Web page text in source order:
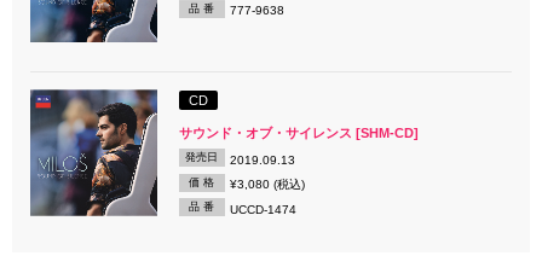
品 番 777-9638
CD
サウンド・オブ・サイレンス [SHM-CD]
発売日 2019.09.13
価 格 ¥3,080 (税込)
品 番 UCCD-1474